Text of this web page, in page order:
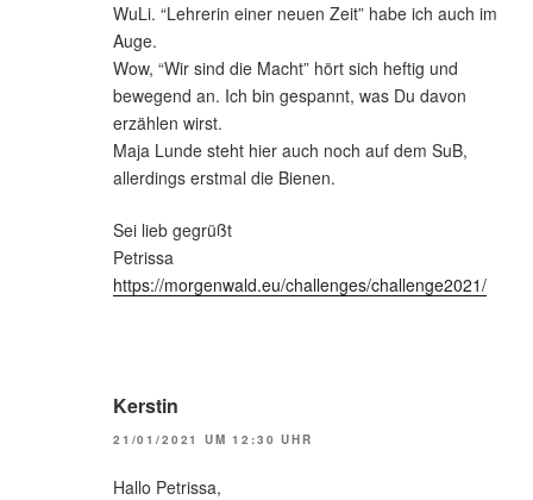
WuLi. “Lehrerin einer neuen Zeit” habe ich auch im
Auge.
Wow, “Wir sind die Macht” hört sich heftig und
bewegend an. Ich bin gespannt, was Du davon
erzählen wirst.
Maja Lunde steht hier auch noch auf dem SuB,
allerdings erstmal die Bienen.
Sei lieb gegrüßt
Petrissa
https://morgenwald.eu/challenges/challenge2021/
Kerstin
21/01/2021 UM 12:30 UHR
Hallo Petrissa,